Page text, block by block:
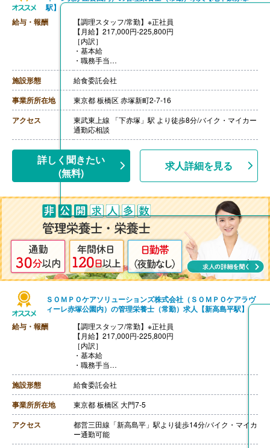
駅】
給与・報酬
【調理スタッフ/常勤】※正社員
【月給】217,000円-225,800円
［内訳］
・基本給
・職務手当
・働きがい向上手当 10,000円
［その他手当］
・時間外手当（超過1分から支給）
・精皆勤手当 6,000円（規定あり）
【賞与】年2回（計2.08ヶ月分）※前年度実績
【通勤手当】あり（上限50,000円/月）
【昇給】あり
【退職金】あり※勤続3年以上
【月給】225,800円-260,100円
［内訳］
・基本給
・職務手当
・働きがい向上手当 10,000円
［その他手当］
・時間外手当（超過1分から支給）
・精皆勤手当 6,000円（規定あり）
【賞与】年2回（計2.08ヶ月分）※前年度実績
【通勤手当】あり（上限50,000円/月）
【昇給】あり
【退職金】あり※勤続3年以上
施設形態 給食委託会社
事業所所在地 東京都 板橋区 赤塚新町2-7-16
アクセス
東武東上線 「下赤塚」駅 より徒歩8分/バイク・マイカー
通勤応相談
詳しく聞きたい
(無料)
求人詳細を見る
ＳＯＭＰＯケアソリューションズ株式会社（ＳＯＭＰＯケアラヴ
ィーレ赤塚公園内）の管理栄養士（常勤）求人【新高島平駅】
給与・報酬
【調理スタッフ/常勤】※正社員
【月給】217,000円-225,800円
［内訳］
・基本給
・職務手当
・働きがい向上手当 10,000円
［その他手当］
・時間外手当（超過1分から支給）
・精皆勤手当 6,000円（規定あり）
【賞与】年2回（計2.08ヶ月分）※前年度実績
【通勤手当】あり（上限50,000円/月）
【昇給】あり
【退職金】あり※勤続3年以上
施設形態 給食委託会社
事業所所在地 東京都 板橋区 大門7-5
アクセス
都営三田線「新高島平」駅より徒歩14分/バイク・マイカ
ー通勤可能